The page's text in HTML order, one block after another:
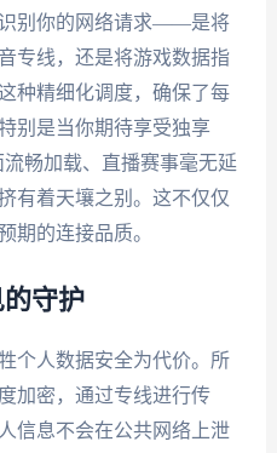
别你的网络请求——是将
专线，还是将游戏数据指
种精细化调度，确保了每
别是当你期待享受独享
畅加载、直播赛事毫无延
有着天壤之别。这不仅仅
期的连接品质。
守护
个人数据安全为代价。所
加密，通过专线进行传
信息不会在公共网络上泄